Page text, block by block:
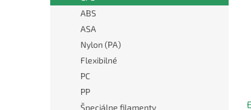
ABS
ASA
Nylon (PA)
Flexibilné
PC
PP
Špeciálne filamenty